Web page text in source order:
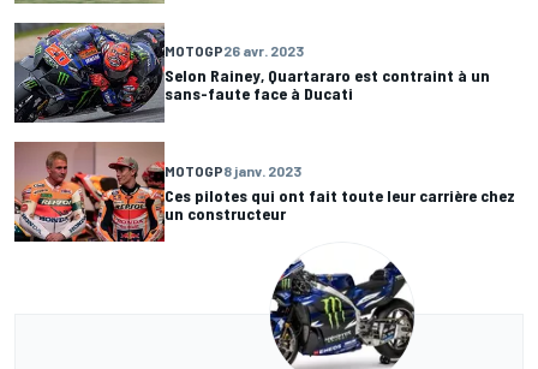
MOTOGP26 avr. 2023
Selon Rainey, Quartararo est contraint à un
sans-faute face à Ducati
MOTOGP8 janv. 2023
Ces pilotes qui ont fait toute leur carrière chez
un constructeur